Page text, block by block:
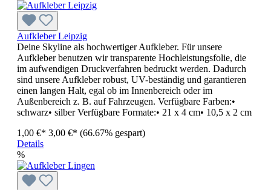
Aufkleber Leipzig
Deine Skyline als hochwertiger Aufkleber. Für unsere
Aufkleber benutzen wir transparente Hochleistungsfolie, die
im aufwendigen Druckverfahren bedruckt werden. Dadurch
sind unsere Aufkleber robust, UV-beständig und garantieren
einen langen Halt, egal ob im Innenbereich oder im
Außenbereich z. B. auf Fahrzeugen. Verfügbare Farben:•
schwarz• silber Verfügbare Formate:• 21 x 4 cm• 10,5 x 2 cm
1,00 €* 3,00 €* (66.67% gespart)
Details
%